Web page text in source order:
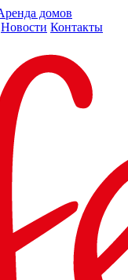
домов
Новости Контакты